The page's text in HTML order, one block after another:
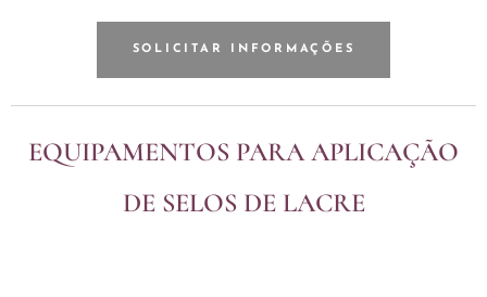
SOLICITAR INFORMAÇÕES
EQUIPAMENTOS PARA APLICAÇÃO
DE SELOS DE LACRE